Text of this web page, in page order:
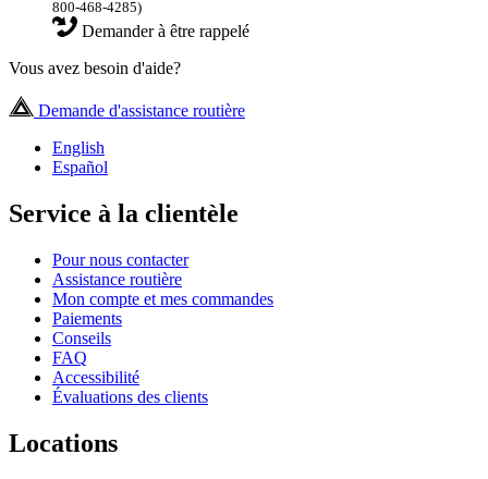
800-468-4285)
Demander à être rappelé
Vous avez besoin d'aide?
Demande d'assistance routière
English
Español
Service à la clientèle
Pour nous contacter
Assistance routière
Mon compte et mes commandes
Paiements
Conseils
FAQ
Accessibilité
Évaluations des clients
Locations